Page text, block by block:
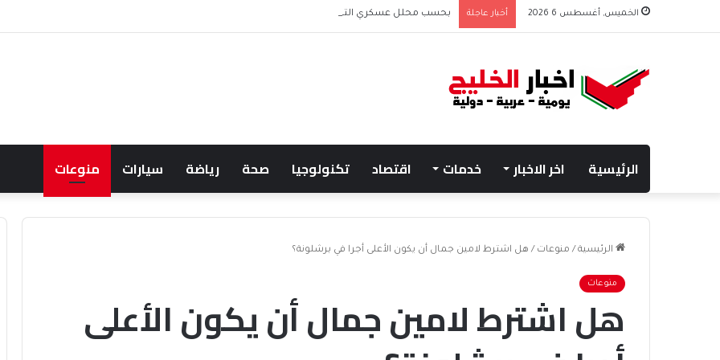
الخميس, أغسطس 6 2026 أخبار عاجلة بحسب محلل عسكري التحالف البحري السعودي يعزز أمن الملاحة الإقليمية والدولية
الرئيسية اخر الاخبار خدمات اقتصاد تكنولوجيا صحة رياضة سيارات منوعات
الرئيسية / منوعات / هل اشترط لامين جمال أن يكون الأعلى أجرا في برشلونة؟
منوعات
هل اشترط لامين جمال أن يكون الأعلى